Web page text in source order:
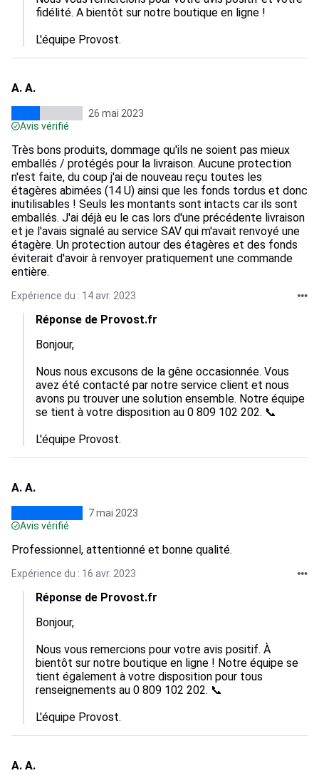
fidélité. A bientôt sur notre boutique en ligne !
L'équipe Provost.
A. A.
26 mai 2023
Avis vérifié
Très bons produits, dommage qu'ils ne soient pas mieux
emballés / protégés pour la livraison. Aucune protection
n'est faite, du coup j'ai de nouveau reçu toutes les
étagères abimées (14 U) ainsi que les fonds tordus et donc
inutilisables ! Seuls les montants sont intacts car ils sont
emballés. J'ai déjà eu le cas lors d'une précédente livraison
et je l'avais signalé au service SAV qui m'avait renvoyé une
étagère. Un protection autour des étagères et des fonds
éviterait d'avoir à renvoyer pratiquement une commande
entière.
Expérience du : 14 avr. 2023
Réponse de Provost.fr
Bonjour,
Nous nous excusons de la gêne occasionnée. Vous
avez été contacté par notre service client et nous
avons pu trouver une solution ensemble. Notre équipe
se tient à votre disposition au 0 809 102 202. 📞
L'équipe Provost.
A. A.
7 mai 2023
Avis vérifié
Professionnel, attentionné et bonne qualité.
Expérience du : 16 avr. 2023
Réponse de Provost.fr
Bonjour,
Nous vous remercions pour votre avis positif. À
bientôt sur notre boutique en ligne ! Notre équipe se
tient également à votre disposition pour tous
renseignements au 0 809 102 202. 📞
L'équipe Provost.
A. A.